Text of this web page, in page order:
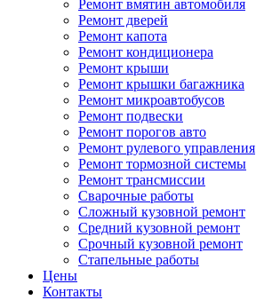
Ремонт вмятин автомобиля
Ремонт дверей
Ремонт капота
Ремонт кондиционера
Ремонт крыши
Ремонт крышки багажника
Ремонт микроавтобусов
Ремонт подвески
Ремонт порогов авто
Ремонт рулевого управления
Ремонт тормозной системы
Ремонт трансмиссии
Сварочные работы
Сложный кузовной ремонт
Средний кузовной ремонт
Срочный кузовной ремонт
Стапельные работы
Цены
Контакты